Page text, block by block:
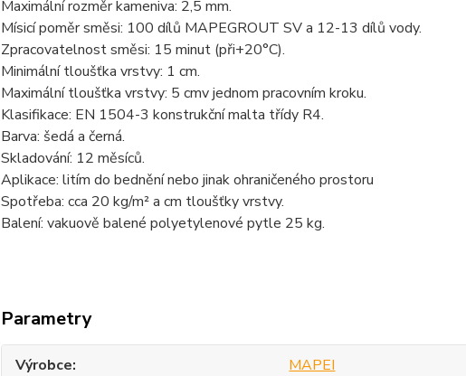
Maximální rozměr kameniva: 2,5 mm.
Mísicí poměr směsi: 100 dílů MAPEGROUT SV a 12-13 dílů vody.
Zpracovatelnost směsi: 15 minut (při+20°C).
Minimální tloušťka vrstvy: 1 cm.
Maximální tloušťka vrstvy: 5 cmv jednom pracovním kroku.
Klasifikace: EN 1504-3 konstrukční malta třídy R4.
Barva: šedá a černá.
Skladování: 12 měsíců.
Aplikace: litím do bednění nebo jinak ohraničeného prostoru
Spotřeba: cca 20 kg/m² a cm tloušťky vrstvy.
Balení: vakuově balené polyetylenové pytle 25 kg.
Parametry
Výrobce MAPEI